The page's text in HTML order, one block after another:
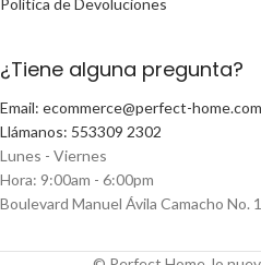
¿Tiene alguna pregunta?
Email: ecommerce@perfect-
Llámanos: 553309 2302
Lunes - Viernes
Hora: 9:00am - 6:00pm
Boulevard Manuel Ávila Camacho No.